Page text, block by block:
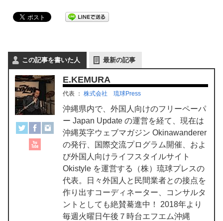
この記事を書いた人 最新の記事
E.KEMURA
代表 ： 株式会社 琉球Press
沖縄県内で、外国人向けのフリーペーパ
ー Japan Update の運営を経て、現在は
沖縄英字ウェブマガジン Okinawanderer
の発行、国際交流プログラム開催、およ
び外国人向けライフスタイルサイト
Okistyle を運営する（株）琉球プレスの
代表。日々外国人と民間業者との接点を
作り出すコーディネーター、コンサルタ
ントとしても絶賛驀進中！ 2018年より
毎週火曜日午後７時台エフエム沖縄